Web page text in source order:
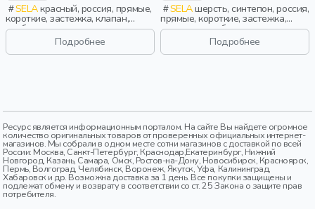
SELAкрасный, россия, прямые,
короткие, застежка, клапан,
свободные, воротник, девочки,
Подробнее
SELAшерсть, синтепон, россия,
прямые, короткие, застежка,
стеганые, свободные, клетка,
прорези, воротник, девочки,
Подробнее
Ресурс является информационным порталом. На сайте Вы найдете огромное
количество оригинальных товаров от проверенных официальных интернет-
магазинов. Мы собрали в одном месте сотни магазинов с доставкой по всей
России: Москва, Санкт-Петербург, Краснодар,Екатеринбург, Нижний
Новгород, Казань, Самара, Омск, Ростов-на-Дону, Новосибирск, Красноярск,
Пермь, Волгоград, Челябинск, Воронеж, Якутск, Уфа, Калининград,
Хабаровск и др. Возможна доставка за 1 день. Все покупки защищены и
подлежат обмену и возврату в соответствии со ст. 25 Закона о защите прав
потребителя.